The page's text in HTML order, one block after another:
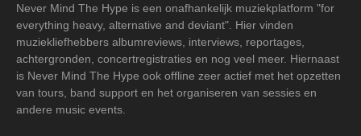
Never Mind The Hype is een onafhankelijk muziekplatform "for
everything heavy, alternative and deviant". Hier vinden
muziekliefhebbers albumreviews, interviews, reportages,
achtergronden, concertregistraties en nog veel meer. Hiernaast
is Never Mind The Hype ook offline zeer actief met het opzetten
van tours, band support en het organiseren van sessies en
andere music events.